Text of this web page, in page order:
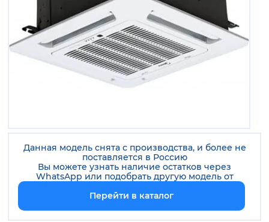
Данная модель снята с производства, и более не
поставляется в Россию
Вы можете узнать наличие остатков через
WhatsApp или подобрать другую модель от
Перейти в каталог